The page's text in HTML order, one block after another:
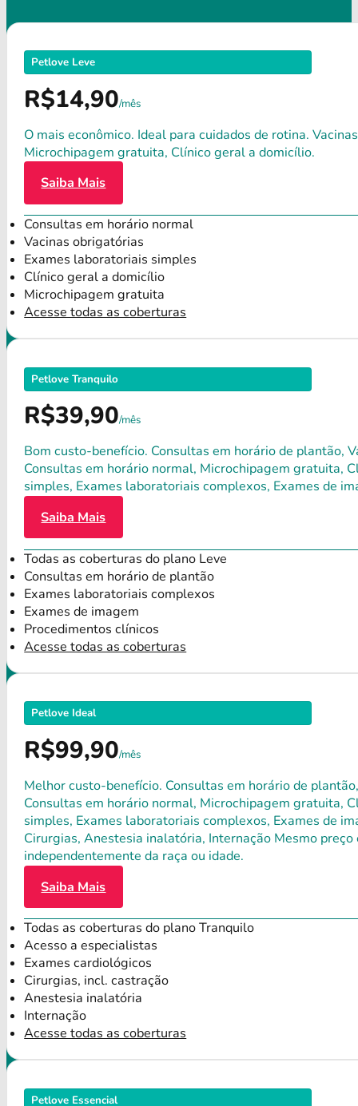
Petlove Leve
R$14,90/mês
O mais econômico. Ideal para cuidados de rotina.
Microchipagem gratuita, Clínico geral a domicílio.
Saiba Mais
Consultas em horário normal
Vacinas obrigatórias
Exames laboratoriais simples
Clínico geral a domicílio
Microchipagem gratuita
Acesse todas as coberturas
Petlove Tranquilo
R$39,90/mês
Bom custo-benefício. Consultas em horário de plantão,
Consultas em horário normal, Microchipagem gratuita,
simples, Exames laboratoriais complexos, Exames de
Saiba Mais
Todas as coberturas do plano Leve
Consultas em horário de plantão
Exames laboratoriais complexos
Exames de imagem
Procedimentos clínicos
Acesse todas as coberturas
Petlove Ideal
R$99,90/mês
Melhor custo-benefício. Consultas em horário de
Consultas em horário normal, Microchipagem gratuita,
simples, Exames laboratoriais complexos, Exames de
Cirurgias, Anestesia inalatória, Internação Mesmo
independentemente da raça ou idade.
Saiba Mais
Todas as coberturas do plano Tranquilo
Acesso a especialistas
Exames cardiológicos
Cirurgias, incl. castração
Anestesia inalatória
Internação
Acesse todas as coberturas
Petlove Essencial